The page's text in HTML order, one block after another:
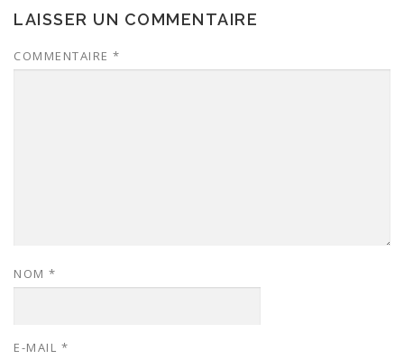
LAISSER UN COMMENTAIRE
COMMENTAIRE *
NOM *
E-MAIL *